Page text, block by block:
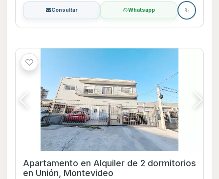
Consultar Whatsapp
Apartamento en Alquiler de 2 dormitorios
en Unión, Montevideo